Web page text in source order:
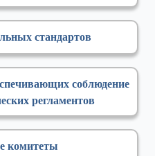
стандартов
соблюдение
регламентов
комитеты